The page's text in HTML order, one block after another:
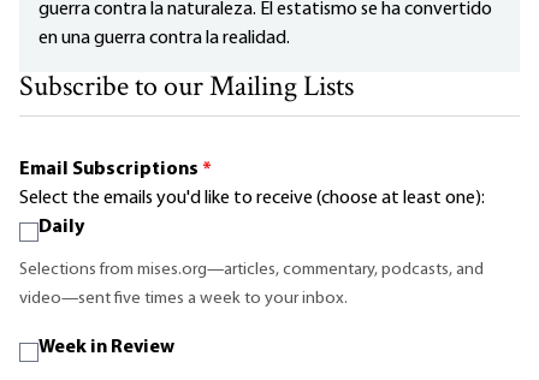
guerra contra la naturaleza. El estatismo se ha convertido
en una guerra contra la realidad.
Subscribe to our Mailing Lists
Email Subscriptions *
Select the emails you'd like to receive (choose at least one):
Daily
Selections from mises.org—articles, commentary, podcasts, and
video—sent five times a week to your inbox.
Week in Review